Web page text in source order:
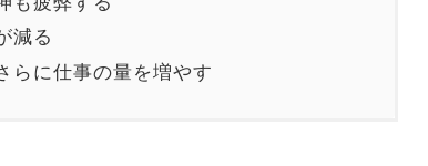
減る
らに仕事の量を増やす